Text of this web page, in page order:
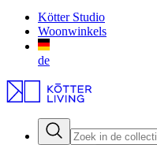
Kötter Studio
Woonwinkels
de